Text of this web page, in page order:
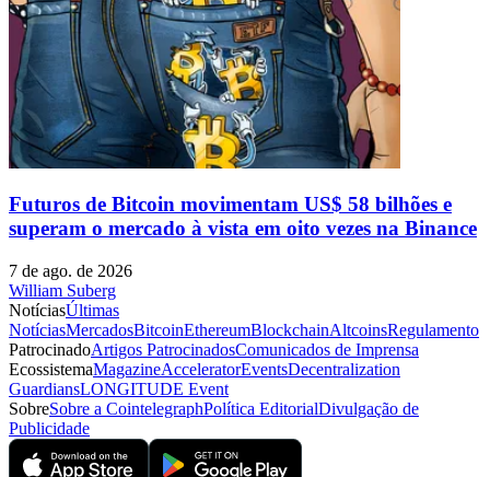
Futuros de Bitcoin movimentam US$ 58 bilhões e
superam o mercado à vista em oito vezes na Binance
7 de ago. de 2026
William Suberg
NotíciasÚltimas
NotíciasMercadosBitcoinEthereumBlockchainAltcoinsRegulamento
PatrocinadoArtigos PatrocinadosComunicados de Imprensa
EcossistemaMagazineAcceleratorEventsDecentralization
GuardiansLONGITUDE Event
SobreSobre a CointelegraphPolítica EditorialDivulgação de
Publicidade